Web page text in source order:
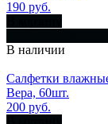
190 руб.
В наличии
Салфетки
Вера, 60шт.
200 руб.